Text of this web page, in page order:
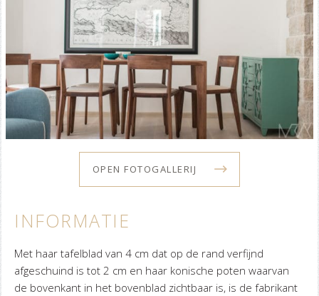
OPEN FOTOGALLERIJ
INFORMATIE
Met haar tafelblad van 4 cm dat op de rand verfijnd
afgeschuind is tot 2 cm en haar konische poten waarvan
de bovenkant in het bovenblad zichtbaar is, is de fabrikant